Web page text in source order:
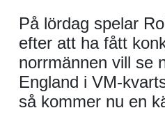
På lördag spelar
efter att ha fått
norrmännen vill se
England i VM-
så kommer nu en